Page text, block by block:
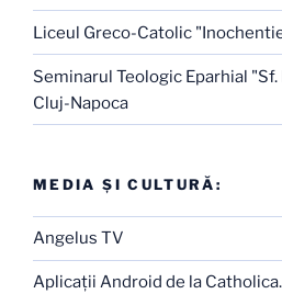
Liceul Greco-Catolic
Seminarul Teologic Eparhial
Cluj-Napoca
MEDIA ŞI CULTURĂ:
Angelus TV
Aplicaţii Android de la